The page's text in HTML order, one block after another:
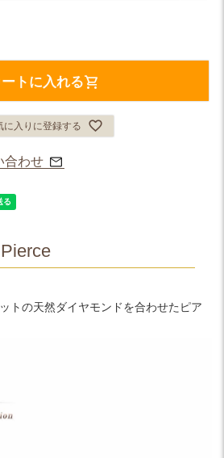
トに入れる
に入りに登録する
合わせ
トの天然ダイヤモンドを合わせたピア